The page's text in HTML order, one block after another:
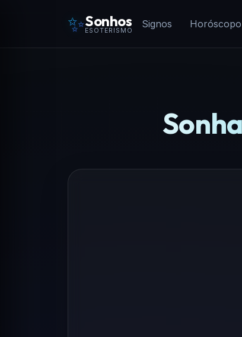
✨Sonhos
ESOTERISMO
Signos Horóscopo